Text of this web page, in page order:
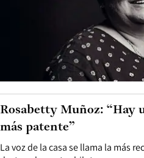
La voz de la casa se llama la más
Rosabetty Muñoz: “Hay
más patente”